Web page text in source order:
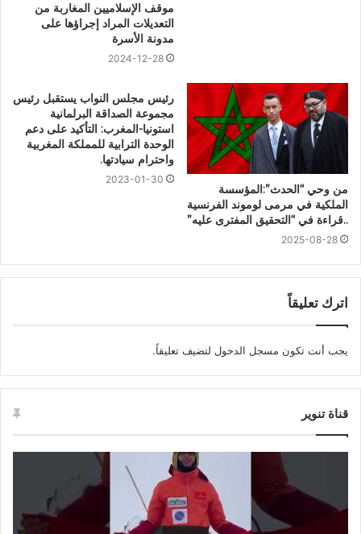
موقف الإسلاميين المغاربة من
التعديلات المراد إجراؤها على
مدونة الأسرة
2024-12-28
من وحي “الحدث”:المؤسسة
الملكية في مرمى لوموند الفرنسية
..قراءة في “التحقيق المفترى عليه”
2025-08-28
رئيس مجلس النواب يستقبل رئيس
مجموعة الصداقة البرلمانية
استونيا-المغرب: التأكيد على دعم
الوحدة الترابية للمملكة المغربية
واحترام سيادتها.
2023-01-30
اترك تعليقاً
يجب أنت تكون مسجل الدخول لتضيف تعليقاً.
قناة تنوير